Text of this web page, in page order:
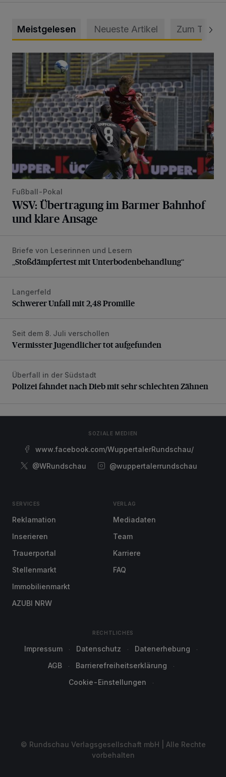
Meistgelesen Neueste Artikel Zum Thema
WSV: Übertragung im Barmer Bahnhof und klare Ansage
Fußball-Pokal
WSV: Übertragung im Barmer Bahnhof
und klare Ansage
„Stoßdämpfertest mit Unterbodenbehandlung“
Briefe von Leserinnen und Lesern
„Stoßdämpfertest mit Unterbodenbehandlung“
Schwerer Unfall mit 2,48 Promille
Langerfeld
Schwerer Unfall mit 2,48 Promille
Vermisster Jugendlicher tot aufgefunden
Seit dem 8. Juli verschollen
Vermisster Jugendlicher tot aufgefunden
Polizei fahndet nach Dieb mit sehr schlechten Zähnen
Überfall in der Südstadt
Polizei fahndet nach Dieb mit sehr schlechten Zähnen
SOZIALE MEDIEN
www.facebook.com/WuppertalerRundschau/
@WRundschau
@wuppertalerrundschau
SERVICES
Reklamation
Inserieren
Trauerportal
Stellenmarkt
Immobilienmarkt
AZUBI NRW
VERLAG
Mediadaten
Team
Karriere
FAQ
RECHTLICHES
Impressum Datenschutz
Datenerhebung
AGB
Barrierefreiheitserklärung
Cookie-Einstellungen
© Rundschau Verlagsgesellschaft mbH | Alle Rechte
vorbehalten